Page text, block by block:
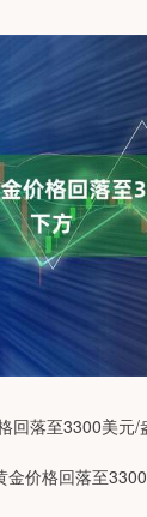
回落至3300美元
价格回落至